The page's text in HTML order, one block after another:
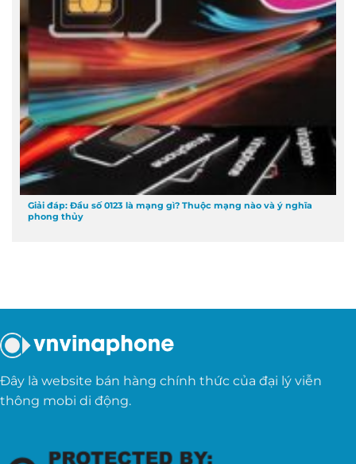
Giải đáp: Đầu số 0123 là mạng gì? Thuộc mạng nào và ý nghĩa
phong thủy
Đây là website bán hàng chính thức của đại lý viễn
thông mobi di động.